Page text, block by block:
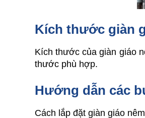
Kích thước giàn
Kích thước của giàn giáo
thước phù hợp.
Hướng dẫn các
Cách lắp đặt giàn giáo